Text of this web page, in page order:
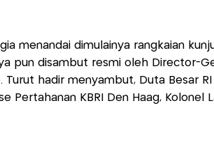
menandai dimulainya rangkaian
pun disambut resmi oleh Director-
Turut hadir menyambut, Duta Besar
Pertahanan KBRI Den Haag, Kolonel